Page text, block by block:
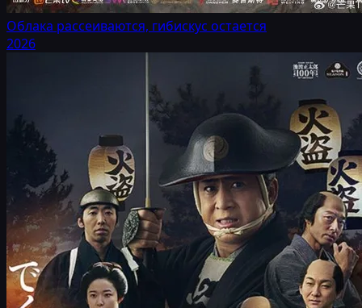
Облака рассеиваются, гибискус остается
2026